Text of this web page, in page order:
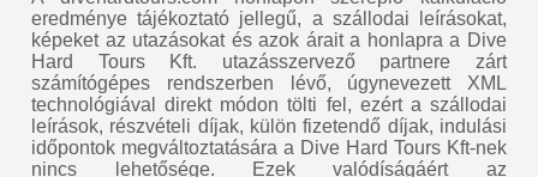
eredménye tájékoztató jellegű, a szállodai leírásokat,
képeket az utazásokat és azok árait a honlapra a Dive
Hard Tours Kft. utazásszervező partnere zárt
számítógépes rendszerben lévő, úgynevezett XML
technológiával direkt módon tölti fel, ezért a szállodai
leírások, részvételi díjak, külön fizetendő díjak, indulási
időpontok megváltoztatására a Dive Hard Tours Kft-nek
nincs lehetősége. Ezek valódíságáért az